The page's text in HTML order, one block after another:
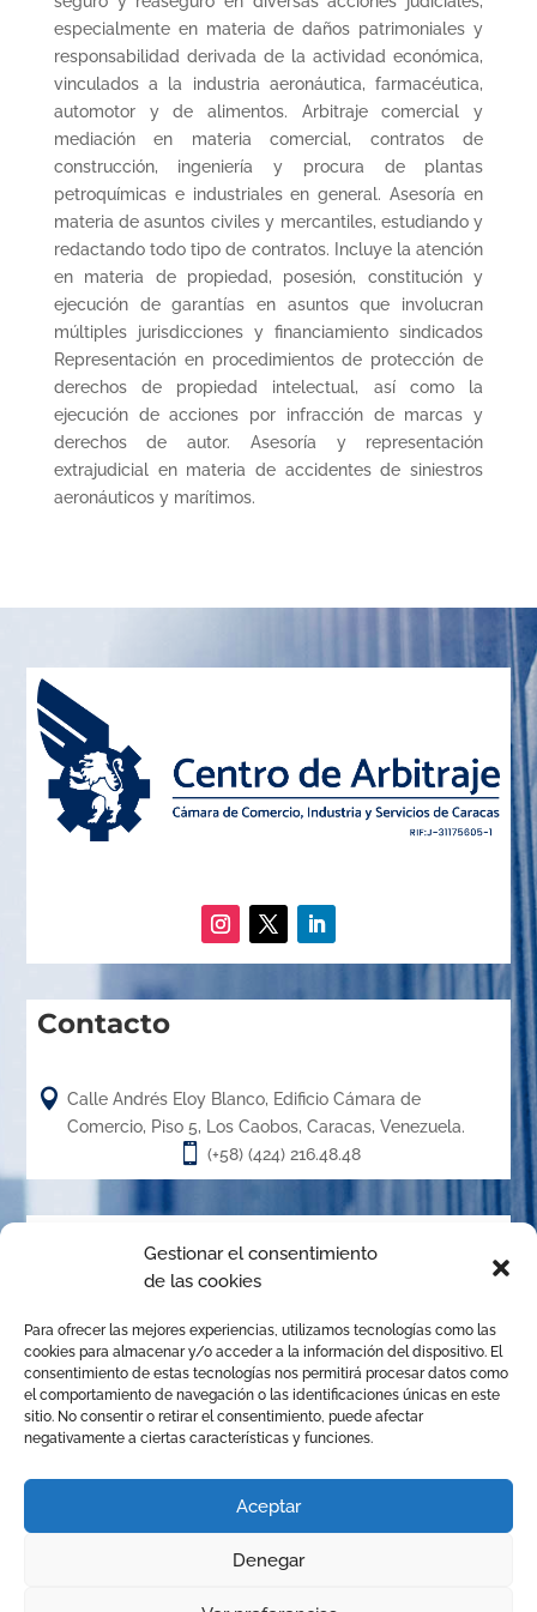
Gestionar el consentimiento
de las cookies
Para ofrecer las mejores experiencias, utilizamos tecnologías como las
cookies para almacenar y/o acceder a la información del dispositivo. El
consentimiento de estas tecnologías nos permitirá procesar datos como
el comportamiento de navegación o las identificaciones únicas en este
sitio. No consentir o retirar el consentimiento, puede afectar
negativamente a ciertas características y funciones.
Aceptar
Denegar
especialmente en materia de daños patrimoniales y
responsabilidad derivada de la actividad económica,
vinculados a la industria aeronáutica, farmacéutica,
automotor y de alimentos. Arbitraje comercial y
mediación en materia comercial, contratos de
construcción, ingeniería y procura de plantas
petroquímicas e industriales en general. Asesoría en
materia de asuntos civiles y mercantiles, estudiando y
redactando todo tipo de contratos. Incluye la atención
en materia de propiedad, posesión, constitución y
ejecución de garantías en asuntos que involucran
múltiples jurisdicciones y financiamiento sindicados
Representación en procedimientos de protección de
derechos de propiedad intelectual, así como la
ejecución de acciones por infracción de marcas y
derechos de autor. Asesoría y representación
extrajudicial en materia de accidentes de siniestros
aeronáuticos y marítimos.
Contacto
 Calle Andrés Eloy Blanco, Edificio Cámara de
Comercio, Piso 5, Los Caobos, Caracas, Venezuela.
 (+58) (424) 216.48.48
Acerca de
creado en el año 1.989, es un órgano de la Cámara de
Comercio, Industria y Servicios de Caracas, organizado de
conformidad con las disposiciones de la Ley de Arbitraje
Comercial para promover la solución de conflictos
cualquier otro mecanismo alternativo de solución de